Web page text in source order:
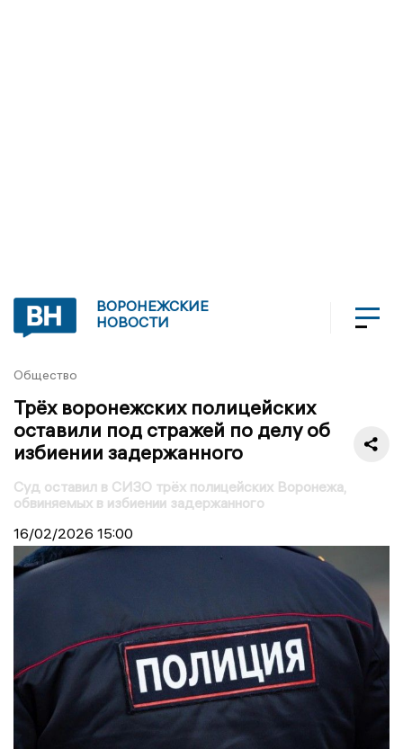
ВОРОНЕЖСКИЕ
НОВОСТИ
Общество
Трёх воронежских полицейских
оставили под стражей по делу об
избиении задержанного
Суд оставил в СИЗО трёх полицейских Воронежа,
обвиняемых в избиении задержанного
16/02/2026 15:00